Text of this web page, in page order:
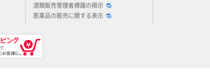
酒類販売管理者標識の掲示
医薬品の販売に関する表示